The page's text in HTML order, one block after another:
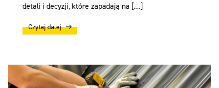
detali i decyzji, które zapadają na […]
Czytaj dalej